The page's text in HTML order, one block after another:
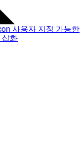
사용자 지정 가능한
삽화